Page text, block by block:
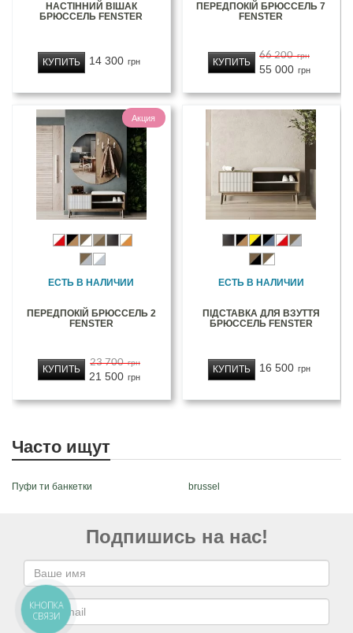
НАСТІННИЙ ВІШАК
БРЮССЕЛЬ FENSTER
14 300 грн
КУПИТЬ
ПЕРЕДПОКІЙ БРЮССЕЛЬ 7
FENSTER
66 200 грн
55 000 грн
КУПИТЬ
Акция
ЕСТЬ В НАЛИЧИИ
ПЕРЕДПОКІЙ БРЮССЕЛЬ 2
FENSTER
23 700 грн
21 500 грн
КУПИТЬ
ЕСТЬ В НАЛИЧИИ
ПІДСТАВКА ДЛЯ ВЗУТТЯ
БРЮССЕЛЬ FENSTER
16 500 грн
КУПИТЬ
Часто ищут
Пуфи ти банкетки brussel
Подпишись на нас!
КНОПКА
СВЯЗИ